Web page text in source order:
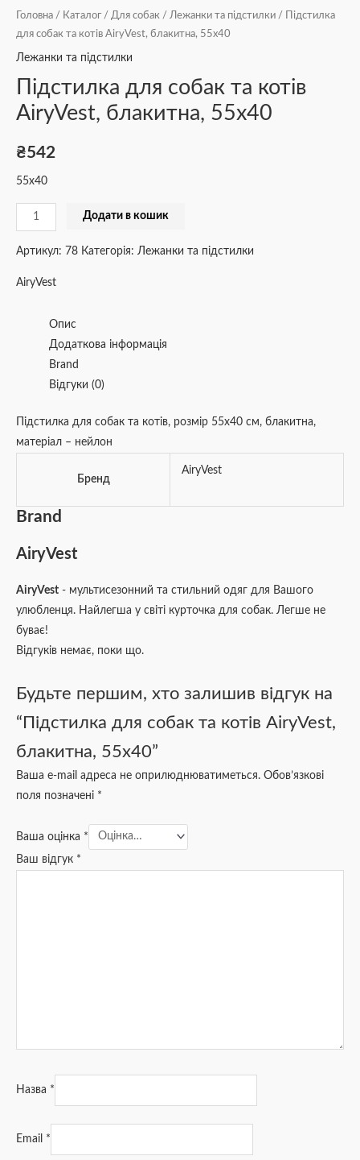
Головна / Каталог / Для собак / Лежанки та підстилки / Підстилка
для собак та котів AiryVest, блакитна, 55х40
Лежанки та підстилки
Підстилка для собак та котів
AiryVest, блакитна, 55х40
₴542
55х40
Додати в кошик
Артикул: 78 Категорія: Лежанки та підстилки
AiryVest
Опис
Додаткова інформація
Brand
Відгуки (0)
Підстилка для собак та котів, розмір 55х40 см, блакитна,
матеріал – нейлон
Бренд
AiryVest
Brand
AiryVest
AiryVest - мультисезонний та стильний одяг для Вашого
улюбленця. Найлегша у світі курточка для собак. Легше не
буває!
Відгуків немає, поки що.
Будьте першим, хто залишив відгук на
“Підстилка для собак та котів AiryVest,
блакитна, 55х40”
Ваша e-mail адреса не оприлюднюватиметься. Обов’язкові
поля позначені *
Ваша оцінка *
Ваш відгук *
Назва *
Email *